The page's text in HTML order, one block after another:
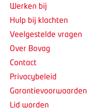
Werken bij
Hulp bij klachten
Veelgestelde vragen
Over Bovag
Contact
Privacybeleid
Garantievoorwaarden
Lid worden